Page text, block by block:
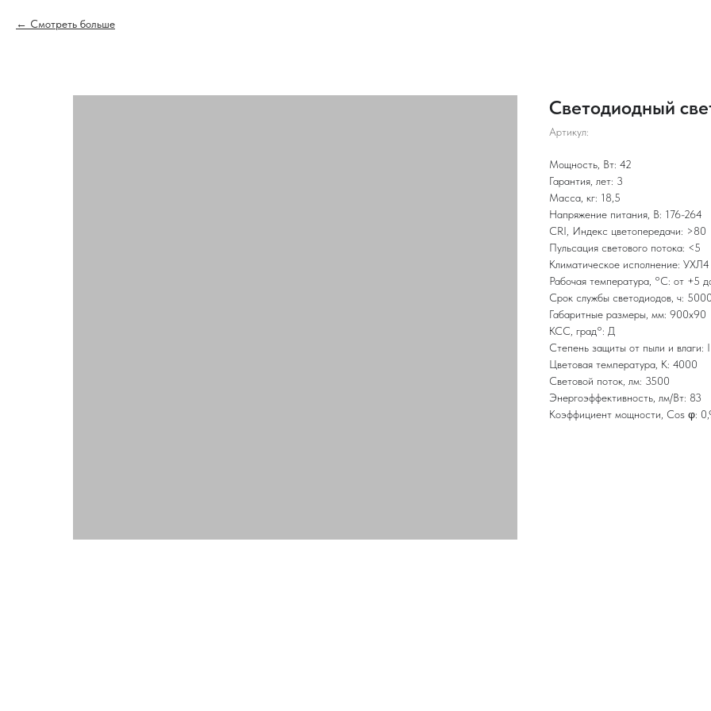
Смотреть больше
Светодиодный
Артикул:
Мощность, Вт: 42
Гарантия, лет: 3
Масса, кг: 18,5
Напряжение питания, В: 176-264
CRI, Индекс цветопередачи: >80
Пульсация светового потока: <5
Климатическое исполнение: УХЛ4
Рабочая температура, °С: от +5
Срок службы светодиодов, ч:
Габаритные размеры, мм: 900х90
КСС, град°: Д
Степень защиты от пыли и влаги:
Цветовая температура, K: 4000
Световой поток, лм: 3500
Энергоэффективность, лм/Вт: 83
Коэффициент мощности, Cos φ: